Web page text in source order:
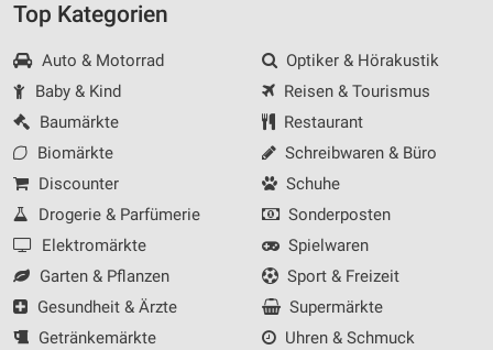
Top Kategorien
Auto & Motorrad
Baby & Kind
Baumärkte
Biomärkte
Discounter
Drogerie & Parfümerie
Elektromärkte
Garten & Pflanzen
Gesundheit & Ärzte
Getränkemärkte
Optiker & Hörakustik
Reisen & Tourismus
Restaurant
Schreibwaren & Büro
Schuhe
Sonderposten
Spielwaren
Sport & Freizeit
Supermärkte
Uhren & Schmuck